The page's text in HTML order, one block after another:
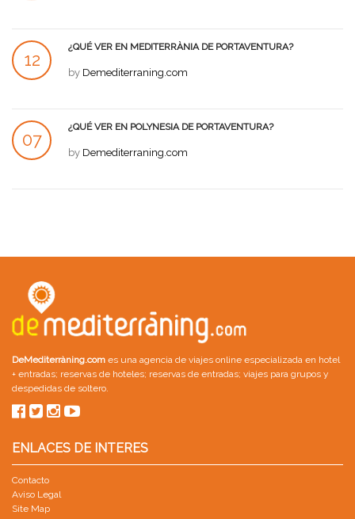
12
¿QUÉ VER EN MEDITERRÀNIA DE PORTAVENTURA?
by Demediterraning.com
07
¿QUÉ VER EN POLYNESIA DE PORTAVENTURA?
by Demediterraning.com
DeMediterràning.com es una agencia de viajes online especializada en hotel
+ entradas; reservas de hoteles; reservas de entradas; viajes para grupos y
despedidas de soltero.
ENLACES DE INTERES
Contacto
Aviso Legal
Site Map